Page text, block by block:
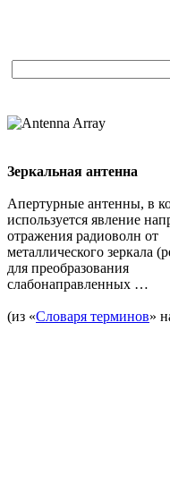
Зеркальная антенна
Апертурные антенны, в
используется явление
отражения радиоволн от
металлического зеркала
для преобразования
слабонаправленных …
(из «Словаря терминов»